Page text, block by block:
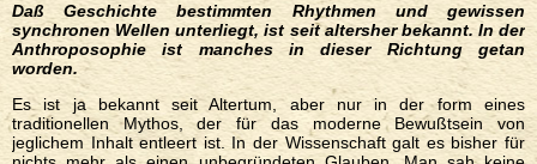
Daß Geschichte bestimmten Rhythmen und gewissen
synchronen Wellen unterliegt, ist seit altersher bekannt. In der
Anthroposophie ist manches in dieser Richtung getan
worden.
Es ist ja bekannt seit Altertum, aber nur in der form eines
traditionellen Mythos, der für das moderne Bewußtsein von
jeglichem Inhalt entleert ist. In der Wissenschaft galt es bisher für